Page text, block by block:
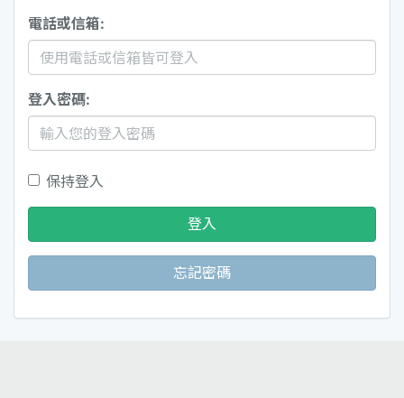
電話或信箱:
登入密碼:
保持登入
登入
忘記密碼